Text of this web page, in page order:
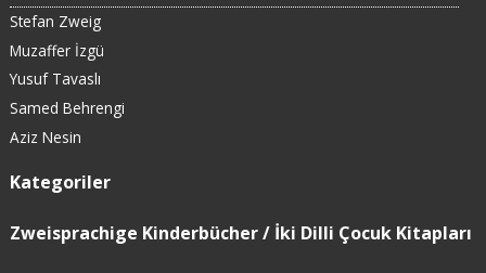
Stefan Zweig
Muzaffer İzgü
Yusuf Tavaslı
Samed Behrengi
Aziz Nesin
Kategoriler
Zweisprachige Kinderbücher / İki Dilli Çocuk Kitapları